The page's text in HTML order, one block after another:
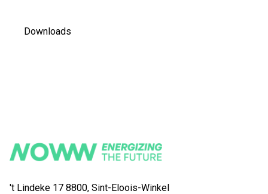
Downloads
't Lindeke 17 8800, Sint-Eloois-Winkel